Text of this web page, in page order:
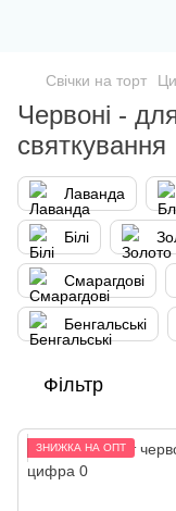
Свічки на торт
Червоні -
святкування
Лаванда
Білі
Смарагдові
Бенгальські
Фільтр
ЗНИЖКА НА ОПТ